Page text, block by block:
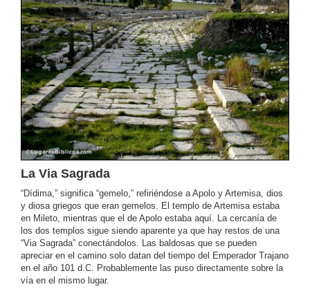
La Via Sagrada
“Dídima,” significa “gemelo,” refiriéndose a Apolo y Artemisa, dios
y diosa griegos que eran gemelos. El templo de Artemisa estaba
en Mileto, mientras que el de Apolo estaba aquí. La cercanía de
los dos templos sigue siendo aparente ya que hay restos de una
“Via Sagrada” conectándolos. Las baldosas que se pueden
apreciar en el camino solo datan del tiempo del Emperador Trajano
en el año 101 d.C. Probablemente las puso directamente sobre la
vía en el mismo lugar.